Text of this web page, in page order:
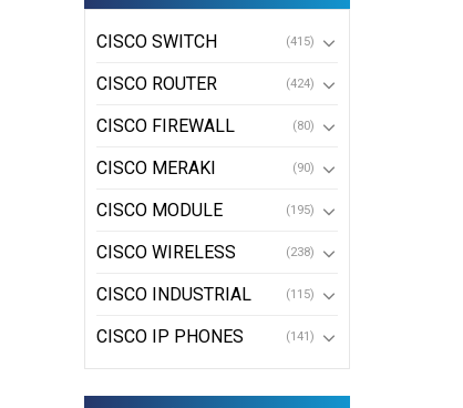
CISCO SWITCH (415)
CISCO ROUTER (424)
CISCO FIREWALL (80)
CISCO MERAKI (90)
CISCO MODULE (195)
CISCO WIRELESS (238)
CISCO INDUSTRIAL (115)
CISCO IP PHONES (141)